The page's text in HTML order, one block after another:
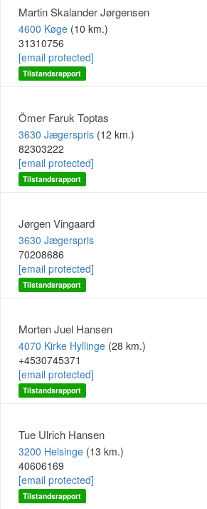
Martin Skalander Jørgensen
4600 Køge (10 km.)
31310756
[email protected]
Tilstandsrapport
Ömer Faruk Toptas
3630 Jægerspris (12 km.)
82303222
[email protected]
Tilstandsrapport
Jørgen Vingaard
3630 Jægerspris
70208686
[email protected]
Tilstandsrapport
Morten Juel Hansen
4070 Kirke Hyllinge (28 km.)
+4530745371
[email protected]
Tilstandsrapport
Tue Ulrich Hansen
3200 Helsinge (13 km.)
40606169
[email protected]
Tilstandsrapport